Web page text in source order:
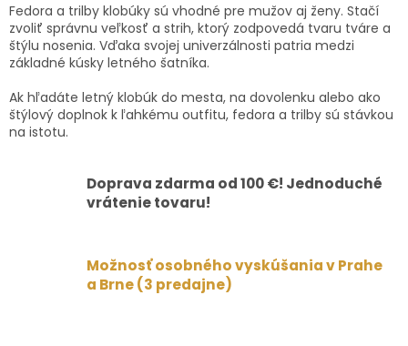
Fedora a trilby klobúky sú vhodné pre mužov aj ženy. Stačí
zvoliť správnu veľkosť a strih, ktorý zodpovedá tvaru tváre a
štýlu nosenia. Vďaka svojej univerzálnosti patria medzi
základné kúsky letného šatníka.
Ak hľadáte letný klobúk do mesta, na dovolenku alebo ako
štýlový doplnok k ľahkému outfitu, fedora a trilby sú stávkou
na istotu.
Doprava zdarma od 100 €! Jednoduché
vrátenie tovaru!
Možnosť osobného vyskúšania v Prahe
a Brne (3 predajne)